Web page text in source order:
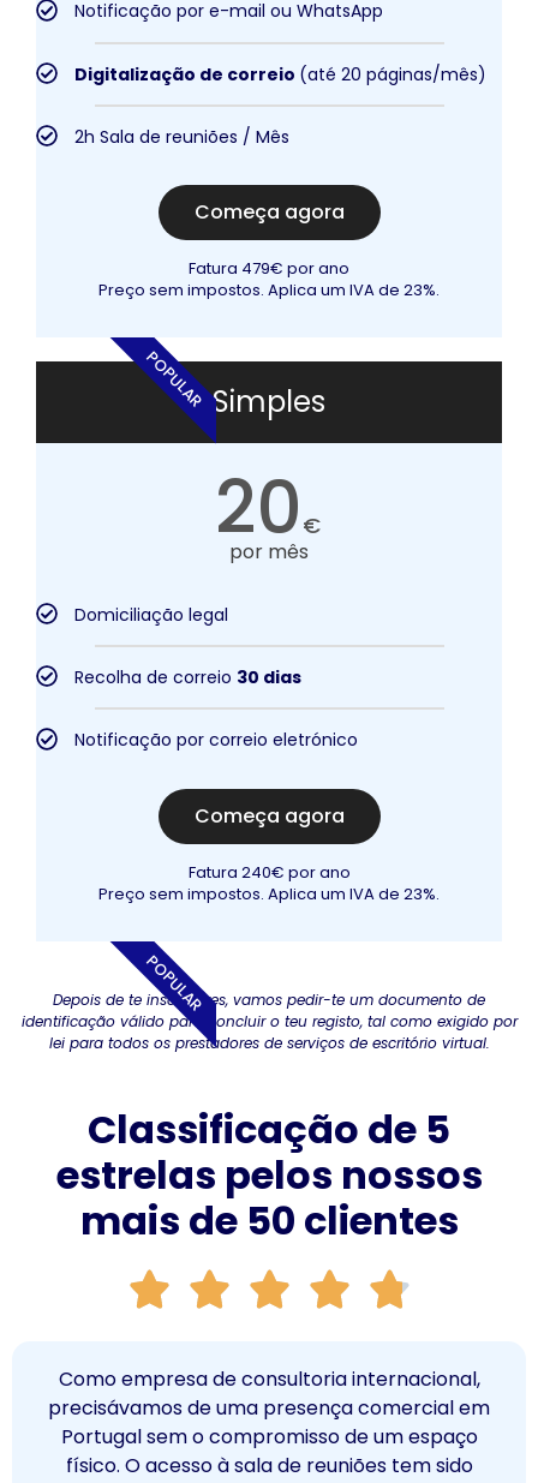
Notificação por e-mail ou WhatsApp
Digitalização de correio (até 20 páginas/mês)
2h Sala de reuniões / Mês
Começa agora
Fatura 479€ por ano
Preço sem impostos. Aplica um IVA de 23%.
POPULARSimples
20 €
por mês
Domiciliação legal
Recolha de correio 30 dias
Notificação por correio eletrónico
Começa agora
Fatura 240€ por ano
Preço sem impostos. Aplica um IVA de 23%.
POPULAR
Depois de te inscreveres, vamos pedir-te um documento de
identificação válido para concluir o teu registo, tal como exigido por
lei para todos os prestadores de serviços de escritório virtual.
Classificação de 5
estrelas pelos nossos
mais de 50 clientes
internacional,
comercial em
de um espaço
tem sido
Como um grupo de
o serviço de escritório
identidade empresarial
gerais dispendiosas. O